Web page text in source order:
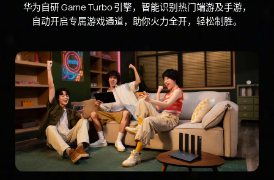
华为自研 Game Turbo 引擎，智能识别热门端游及手游，
自动开启专属游戏通道，助你火力全开，轻松制胜。